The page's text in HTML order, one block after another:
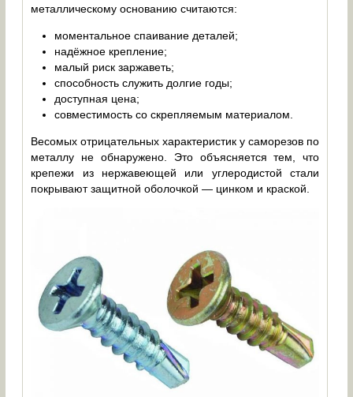
металлическому основанию считаются:
моментальное спаивание деталей;
надёжное крепление;
малый риск заржаветь;
способность служить долгие годы;
доступная цена;
совместимость со скрепляемым материалом.
Весомых отрицательных характеристик у саморезов по
металлу не обнаружено. Это объясняется тем, что
крепежи из нержавеющей или углеродистой стали
покрывают защитной оболочкой — цинком и краской.